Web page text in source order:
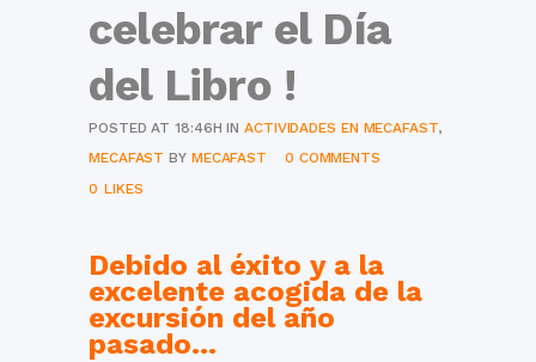
celebrar el Día
del Libro !
POSTED AT 18:46H INACTIVIDADES EN MECAFAST,
MECAFAST BY MECAFAST
0 COMMENTS
0 LIKES
Debido al éxito y a la
excelente acogida de la
excursión del año
pasado…